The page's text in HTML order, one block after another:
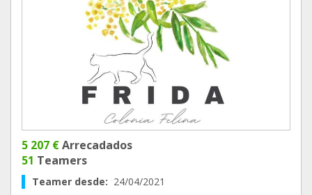
5 207 €Arrecadados
51 Teamers
Teamer desde: 24/04/2021